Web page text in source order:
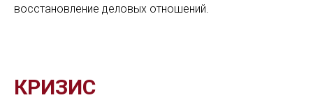
восстановление деловых отношений.
КРИЗИС